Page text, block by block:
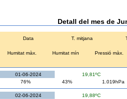
Detall del mes de
Data T. mitjana
Humitat màx. Humitat mín Pressió màx.
01-06-2024 19,81ºC
76%
43% 1.019hPa
02-06-2024 19,88ºC